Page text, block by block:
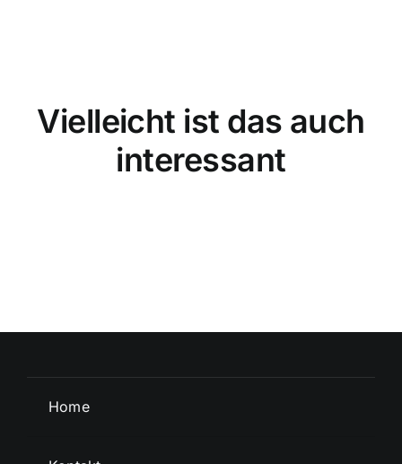
Vielleicht ist das auch
interessant
Home